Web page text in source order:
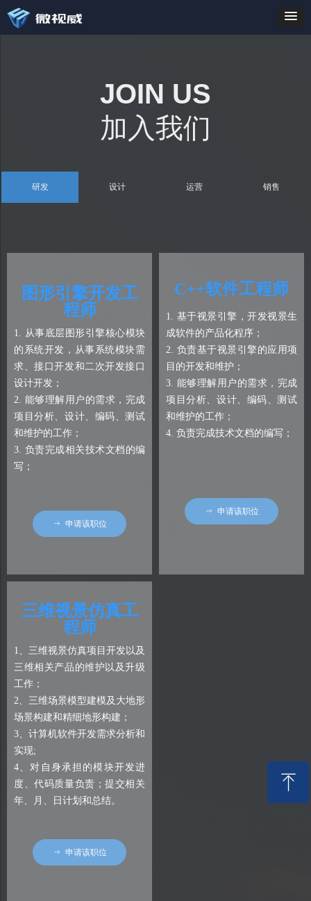
JOIN US
加入我们
研发 设计 运营 销售
1. 从事底层图形引擎核心模块
的系统开发，从事系统模块需
求、接口开发和二次开发接口
设计开发；
2. 能够理解用户的需求，完成
项目分析、设计、编码、测试
和维护的工作；
3. 负责完成相关技术文档的编
写；
图形引擎开发工
程师
ꁹ 申请该职位
C++软件工程师
1. 基于视景引擎，开发视景生
成软件的产品化程序；
2. 负责基于视景引擎的应用项
目的开发和维护；
3. 能够理解用户的需求，完成
项目分析、设计、编码、测试
和维护的工作；
4. 负责完成技术文档的编写；
ꁹ 申请该职位
三维视景仿真工
程师
1、三维视景仿真项目开发以及
三维相关产品的维护以及升级
工作；
2、三维场景模型建模及大地形
场景构建和精细地形构建；
3、计算机软件开发需求分析和
实现;
4、对自身承担的模块开发进
度、代码质量负责；提交相关
年、月、日计划和总结。
ꁹ 申请该职位
ꁸ